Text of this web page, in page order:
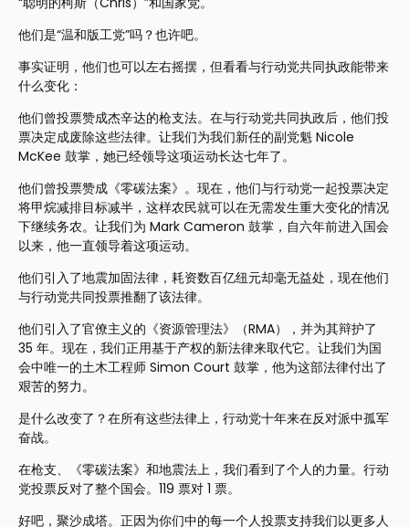
他们是“温和版工党”吗？也许吧。
事实证明，他们也可以左右摇摆，但看看与行动党共同执政能带来
什么变化：
他们曾投票赞成杰辛达的枪支法。在与行动党共同执政后，他们投
票决定成废除这些法律。让我们为我们新任的副党魁 Nicole
McKee 鼓掌，她已经领导这项运动长达七年了。
他们曾投票赞成《零碳法案》。现在，他们与行动党一起投票决定
将甲烷减排目标减半，这样农民就可以在无需发生重大变化的情况
下继续务农。让我们为 Mark Cameron 鼓掌，自六年前进入国会
以来，他一直领导着这项运动。
他们引入了地震加固法律，耗资数百亿纽元却毫无益处，现在他们
与行动党共同投票推翻了该法律。
他们引入了官僚主义的《资源管理法》（RMA），并为其辩护了
35 年。现在，我们正用基于产权的新法律来取代它。让我们为国
会中唯一的土木工程师 Simon Court 鼓掌，他为这部法律付出了
艰苦的努力。
是什么改变了？在所有这些法律上，行动党十年来在反对派中孤军
奋战。
在枪支、《零碳法案》和地震法上，我们看到了个人的力量。行动
党投票反对了整个国会。119 票对 1 票。
好吧，聚沙成塔。正因为你们中的每一个人投票支持我们以更多人